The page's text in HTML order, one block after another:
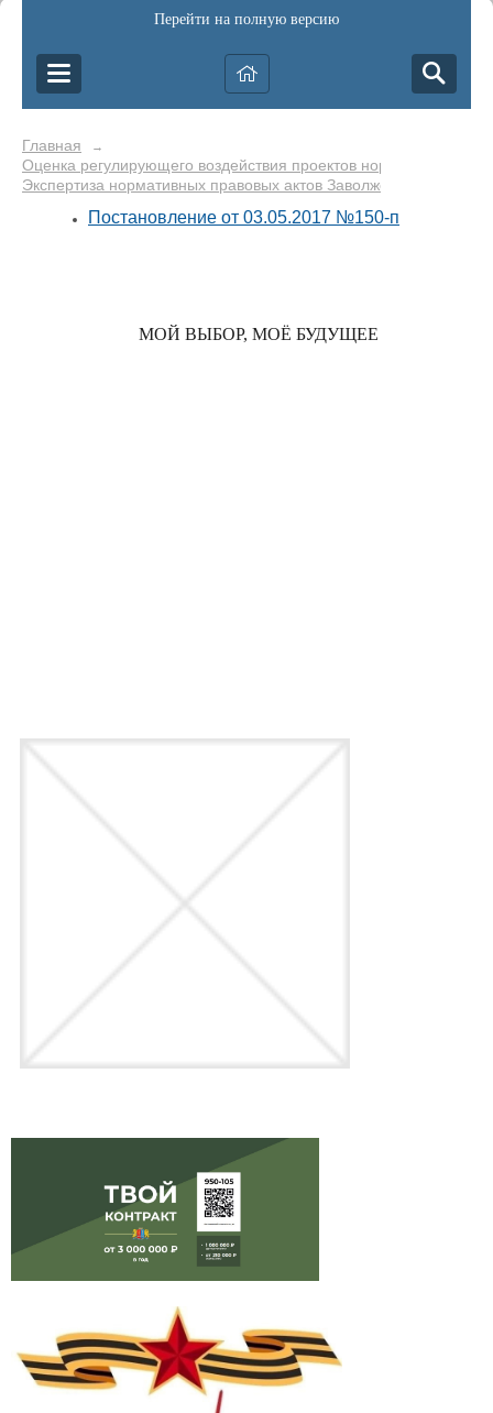
Перейти на полную версию
Главная →
Оценка регулирующего воздействия проектов нормативных
Экспертиза нормативных правовых актов Заволжского
Постановление от 03.05.2017 №150-п
МОЙ ВЫБОР, МОЁ БУДУЩЕЕ